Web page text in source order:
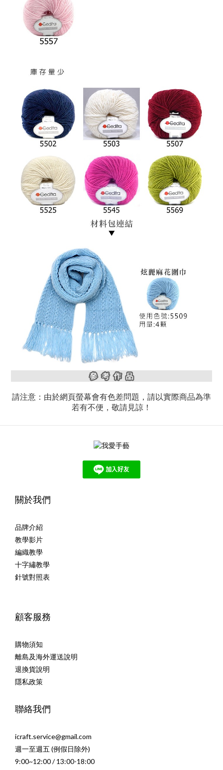
請注意：由於網頁螢幕會有色差問題，請以實際商品為準
若有不便，敬請見諒！
關於我們
品牌介紹
教學影片
編織教學
十字繡教學
針號對照表
顧客服務
購物須知
離島及海外運送說明
退換貨說明
隱私政策
聯絡我們
icraft.service@gmail.com
週一至週五 (例假日除外)
9:00~12:00 / 13:00-18:00